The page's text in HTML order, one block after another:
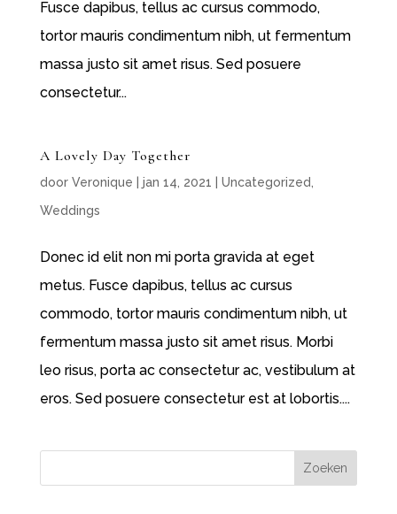
Fusce dapibus, tellus ac cursus commodo,
tortor mauris condimentum nibh, ut fermentum
massa justo sit amet risus. Sed posuere
consectetur...
A Lovely Day Together
door Veronique jan 14, 2021 Uncategorized
Weddings
Donec id elit non mi porta gravida at eget
metus. Fusce dapibus, tellus ac cursus
commodo, tortor mauris condimentum nibh, ut
fermentum massa justo sit amet risus. Morbi
leo risus, porta ac consectetur ac, vestibulum at
eros. Sed posuere consectetur est at lobortis....